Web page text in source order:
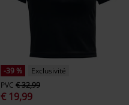
-39 %
Exclusivité
PVC € 32,99
€ 19,99